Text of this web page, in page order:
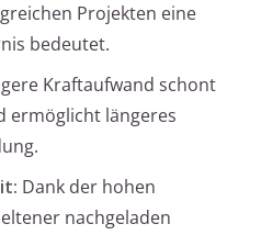
Projekten eine
bedeutet.
Kraftaufwand schont
ermöglicht längeres
Dank der hohen
nachgeladen